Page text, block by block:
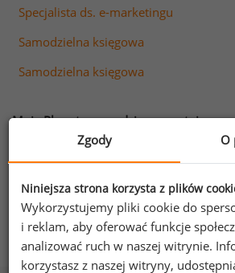
Specjalista ds. e-marketingu
Samodzielna księgowa
Samodzielna księgowa
Moja Płaca to narzędzie prezentujące
wynagrodzeniach na 1136
od 581 tys. pracowników.
Sprawdź zarobki na Twoim stanowisku!
zobacz listę stanowisk
Zgody O
Niniejsza strona korzysta z plików
Wykorzystujemy pliki cookie do
i reklam, aby oferować funkcje
analizować ruch w naszej witrynie.
korzystasz z naszej witryny,